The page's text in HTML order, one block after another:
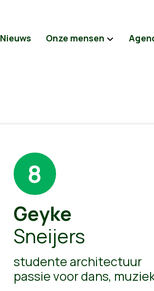
Nieuws Onze mensen
8
Geyke
Sneijers
studente architectuur
passie voor dans,